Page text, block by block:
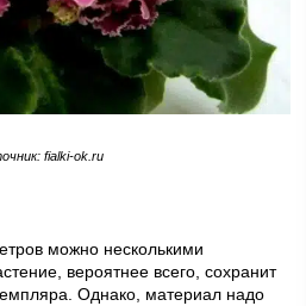
fialki-ok.ru
можно несколькими
вероятнее всего, сохранит
Однако, материал надо